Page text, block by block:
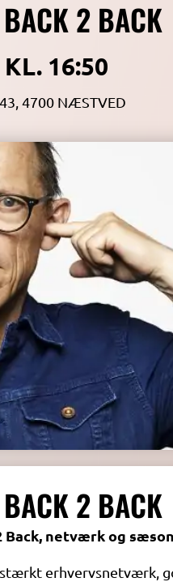
2 BACK
16:50
4700 NÆSTVED
2 BACK
netværk og
erhvervsnetværk,